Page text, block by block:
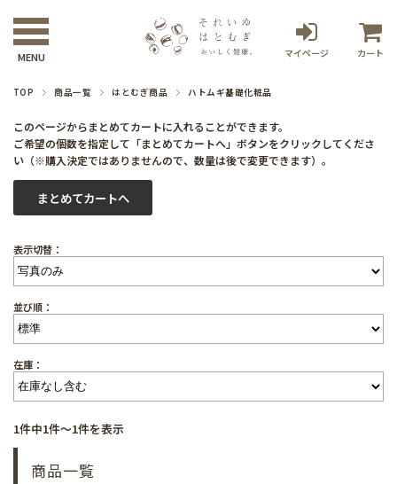
マイページ カート
TOP 商品一覧 はとむぎ商品 ハトムギ基礎化粧品
このページからまとめてカートに入れることができます。
ご希望の個数を指定して「まとめてカートへ」ボタンをクリックしてくださ
い（※購入決定ではありませんので、数量は後で変更できます）。
表示切替：
並び順：
在庫：
1件中1件～1件を表示
商品一覧